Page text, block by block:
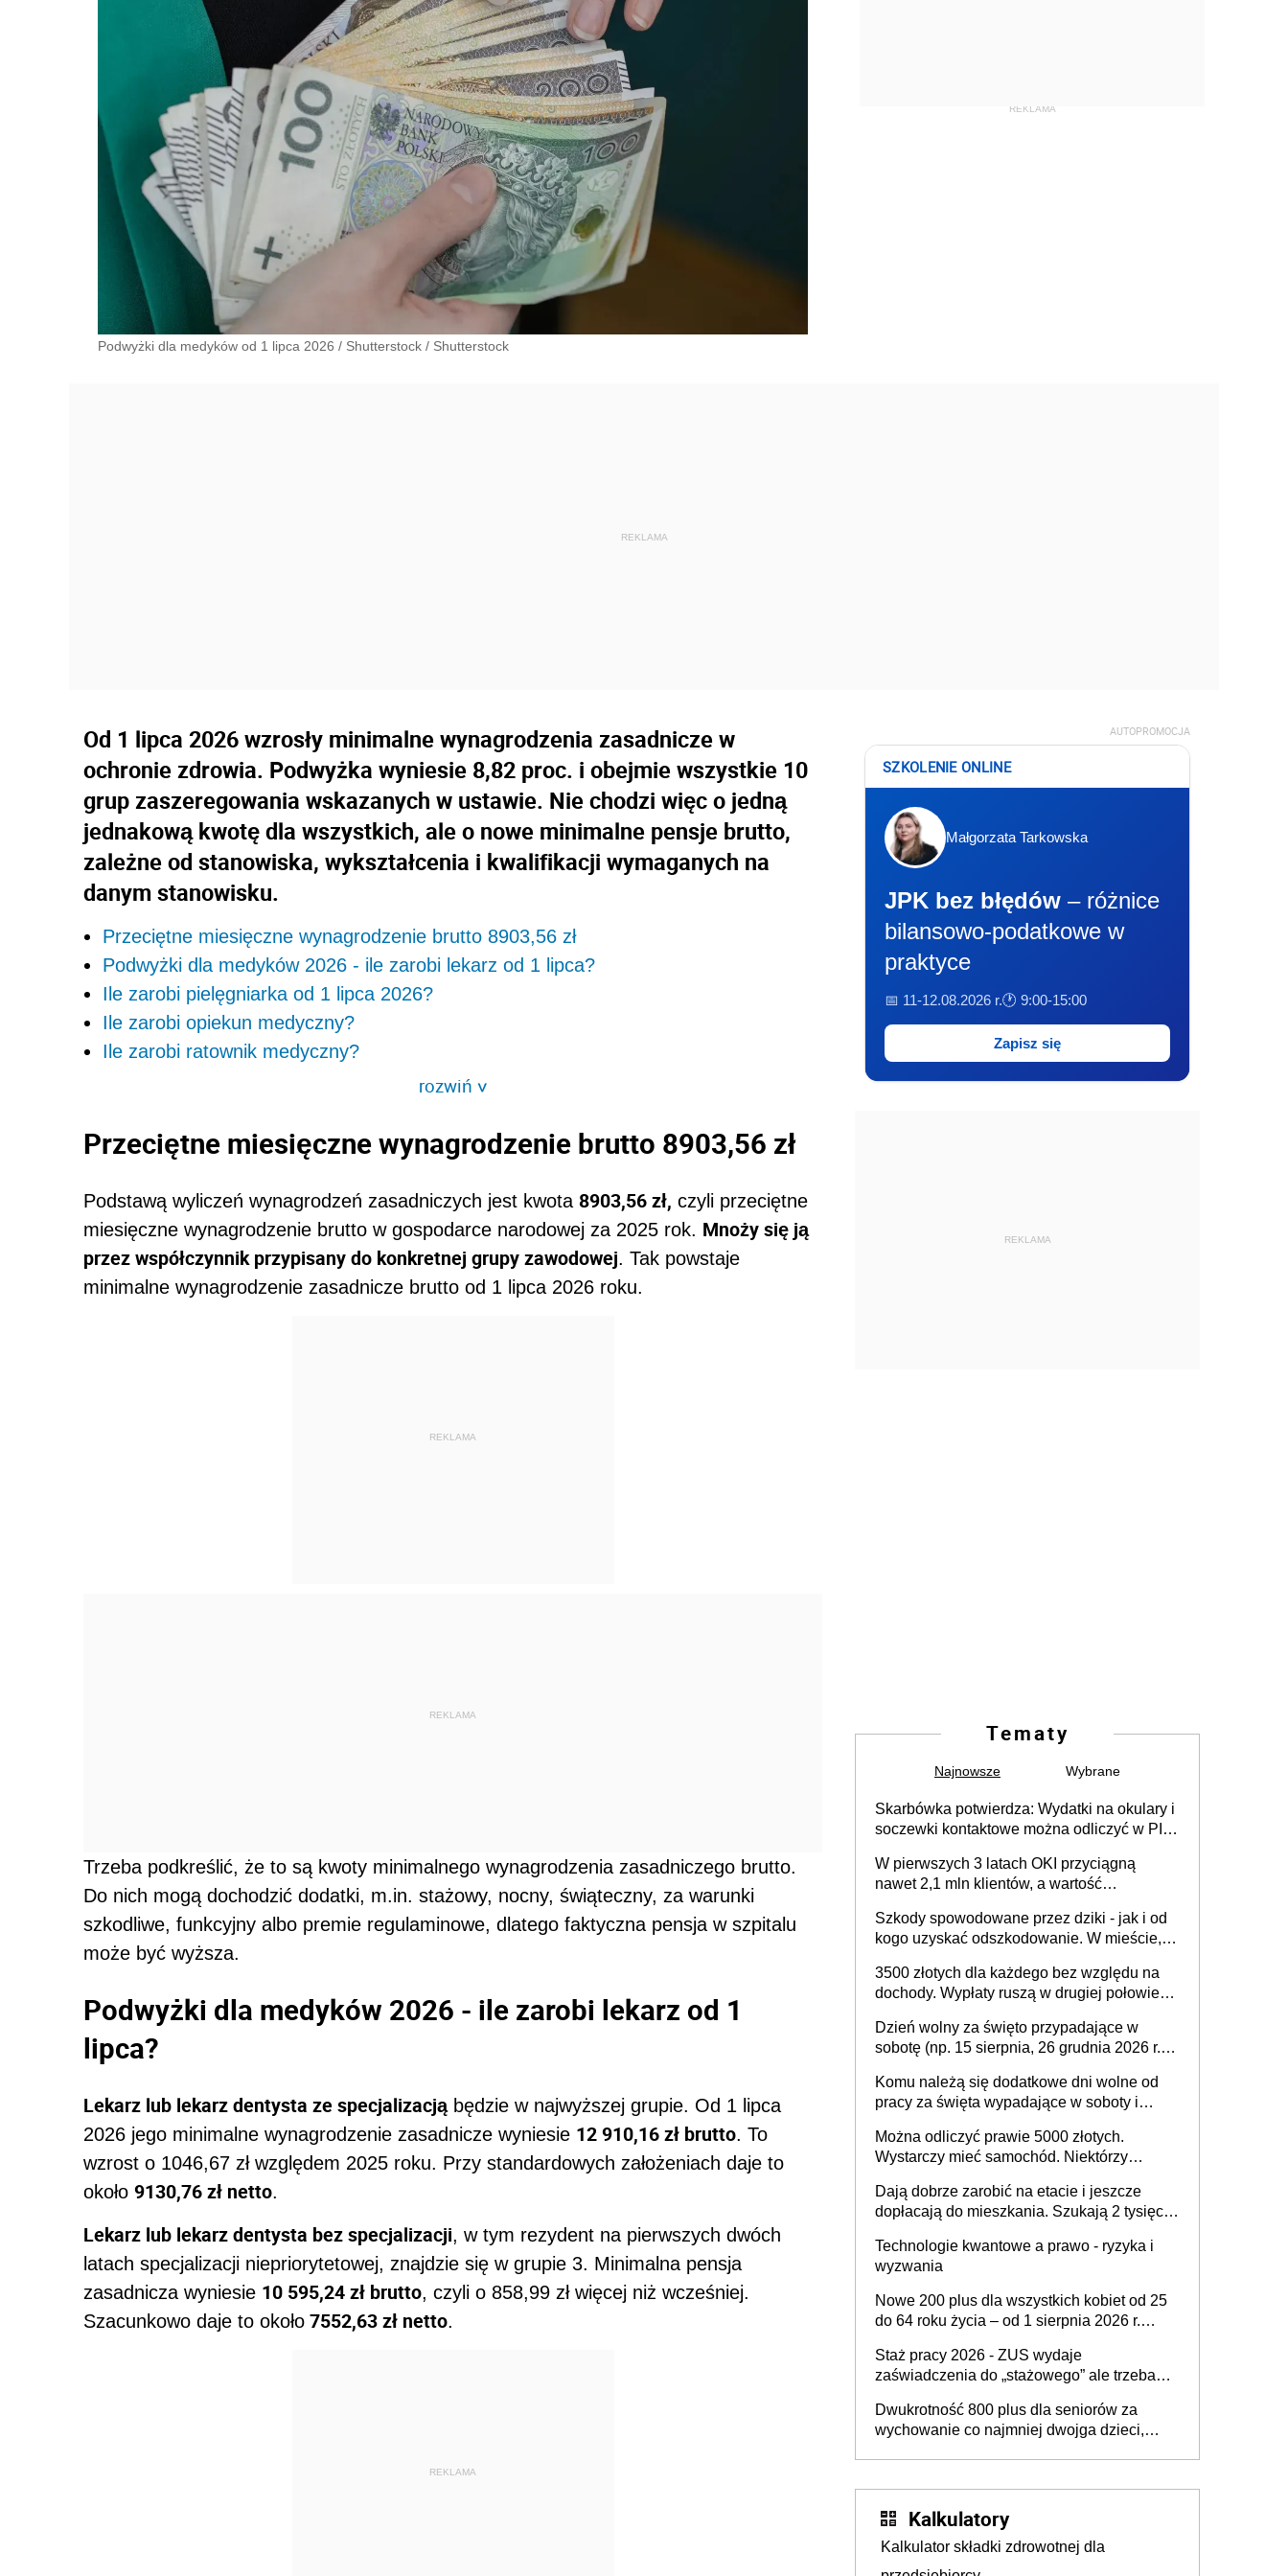
Podwyżki dla medyków od 1 lipca 2026 / Shutterstock / Shutterstock
Od 1 lipca 2026 wzrosły minimalne wynagrodzenia zasadnicze w
ochronie zdrowia. Podwyżka wyniesie 8,82 proc. i obejmie wszystkie 10
grup zaszeregowania wskazanych w ustawie. Nie chodzi więc o jedną
jednakową kwotę dla wszystkich, ale o nowe minimalne pensje brutto,
zależne od stanowiska, wykształcenia i kwalifikacji wymaganych na
danym stanowisku.
Przeciętne miesięczne wynagrodzenie brutto 8903,56 zł
Podwyżki dla medyków 2026 - ile zarobi lekarz od 1 lipca?
Ile zarobi pielęgniarka od 1 lipca 2026?
Ile zarobi opiekun medyczny?
Ile zarobi ratownik medyczny?
rozwiń>
Przeciętne miesięczne wynagrodzenie brutto 8903,56 zł
Podstawą wyliczeń wynagrodzeń zasadniczych jest kwota 8903,56 zł, czyli przeciętne
miesięczne wynagrodzenie brutto w gospodarce narodowej za 2025 rok. Mnoży się ją
przez współczynnik przypisany do konkretnej grupy zawodowej. Tak powstaje
minimalne wynagrodzenie zasadnicze brutto od 1 lipca 2026 roku.
REKLAMA
REKLAMA
Trzeba podkreślić, że to są kwoty minimalnego wynagrodzenia zasadniczego brutto.
Do nich mogą dochodzić dodatki, m.in. stażowy, nocny, świąteczny, za warunki
szkodliwe, funkcyjny albo premie regulaminowe, dlatego faktyczna pensja w szpitalu
może być wyższa.
Podwyżki dla medyków 2026 - ile zarobi lekarz od 1
lipca?
Lekarz lub lekarz dentysta ze specjalizacjąbędzie w najwyższej grupie. Od 1 lipca
2026 jego minimalne wynagrodzenie zasadnicze wyniesie 12 910,16 zł brutto. To
wzrost o 1046,67 zł względem 2025 roku. Przy standardowych założeniach daje to
około 9130,76 zł netto.
Lekarz lub lekarz dentysta bez specjalizacji, w tym rezydent na pierwszych dwóch
latach specjalizacji niepriorytetowej, znajdzie się w grupie 3. Minimalna pensja
zasadnicza wyniesie 10 595,24 zł brutto, czyli o 858,99 zł więcej niż wcześniej.
Szacunkowo daje to około 7552,63 zł netto.
REKLAMA
AUTOPROMOCJA
SZKOLENIE ONLINE
Małgorzata Tarkowska
JPK bez błędów – różnice
bilansowo-podatkowe w
praktyce
📅 11-12.08.2026 r.🕐 9:00-15:00
Zapisz się
REKLAMA
Tematy
Najnowsze Wybrane
Skarbówka potwierdza: Wydatki na okulary i
soczewki kontaktowe można odliczyć w PIT.
niepełnosprawności. Częściowe
dofinansowanie (np. z zfśs) pomniejsza
odliczenie
W pierwszych 3 latach OKI przyciągną
nawet 2,1 mln klientów, a wartość
mld zł
Szkody spowodowane przez dziki - jak i od
kogo uzyskać odszkodowanie. W mieście,
3500 złotych dla każdego bez względu na
dochody. Wypłaty ruszą w drugiej połowie
Dzień wolny za święto przypadające w
sobotę (np. 15 sierpnia, 26 grudnia 2026 r.) –
pracodawcy (sektor prywatny i administracja
publiczna), najczęstsze pytania
Komu należą się dodatkowe dni wolne od
pracy za święta wypadające w soboty i
Można odliczyć prawie 5000 złotych.
Wystarczy mieć samochód. Niektórzy
skarbówką
Dają dobrze zarobić na etacie i jeszcze
dopłacają do mieszkania. Szukają 2 tysięcy
Technologie kwantowe a prawo - ryzyka i
wyzwania
Nowe 200 plus dla wszystkich kobiet od 25
do 64 roku życia – od 1 sierpnia 2026 r.
programu rządowego
Staż pracy 2026 - ZUS wydaje
zaświadczenia do „stażowego” ale trzeba
sprzed 1999 roku). Jak odebrać
zaświadczenie z ZUS?
Dwukrotność 800 plus dla seniorów za
wychowanie co najmniej dwojga dzieci,
Zapadła decyzja Sejmu
Kalkulatory
Kalkulator składki zdrowotnej dla